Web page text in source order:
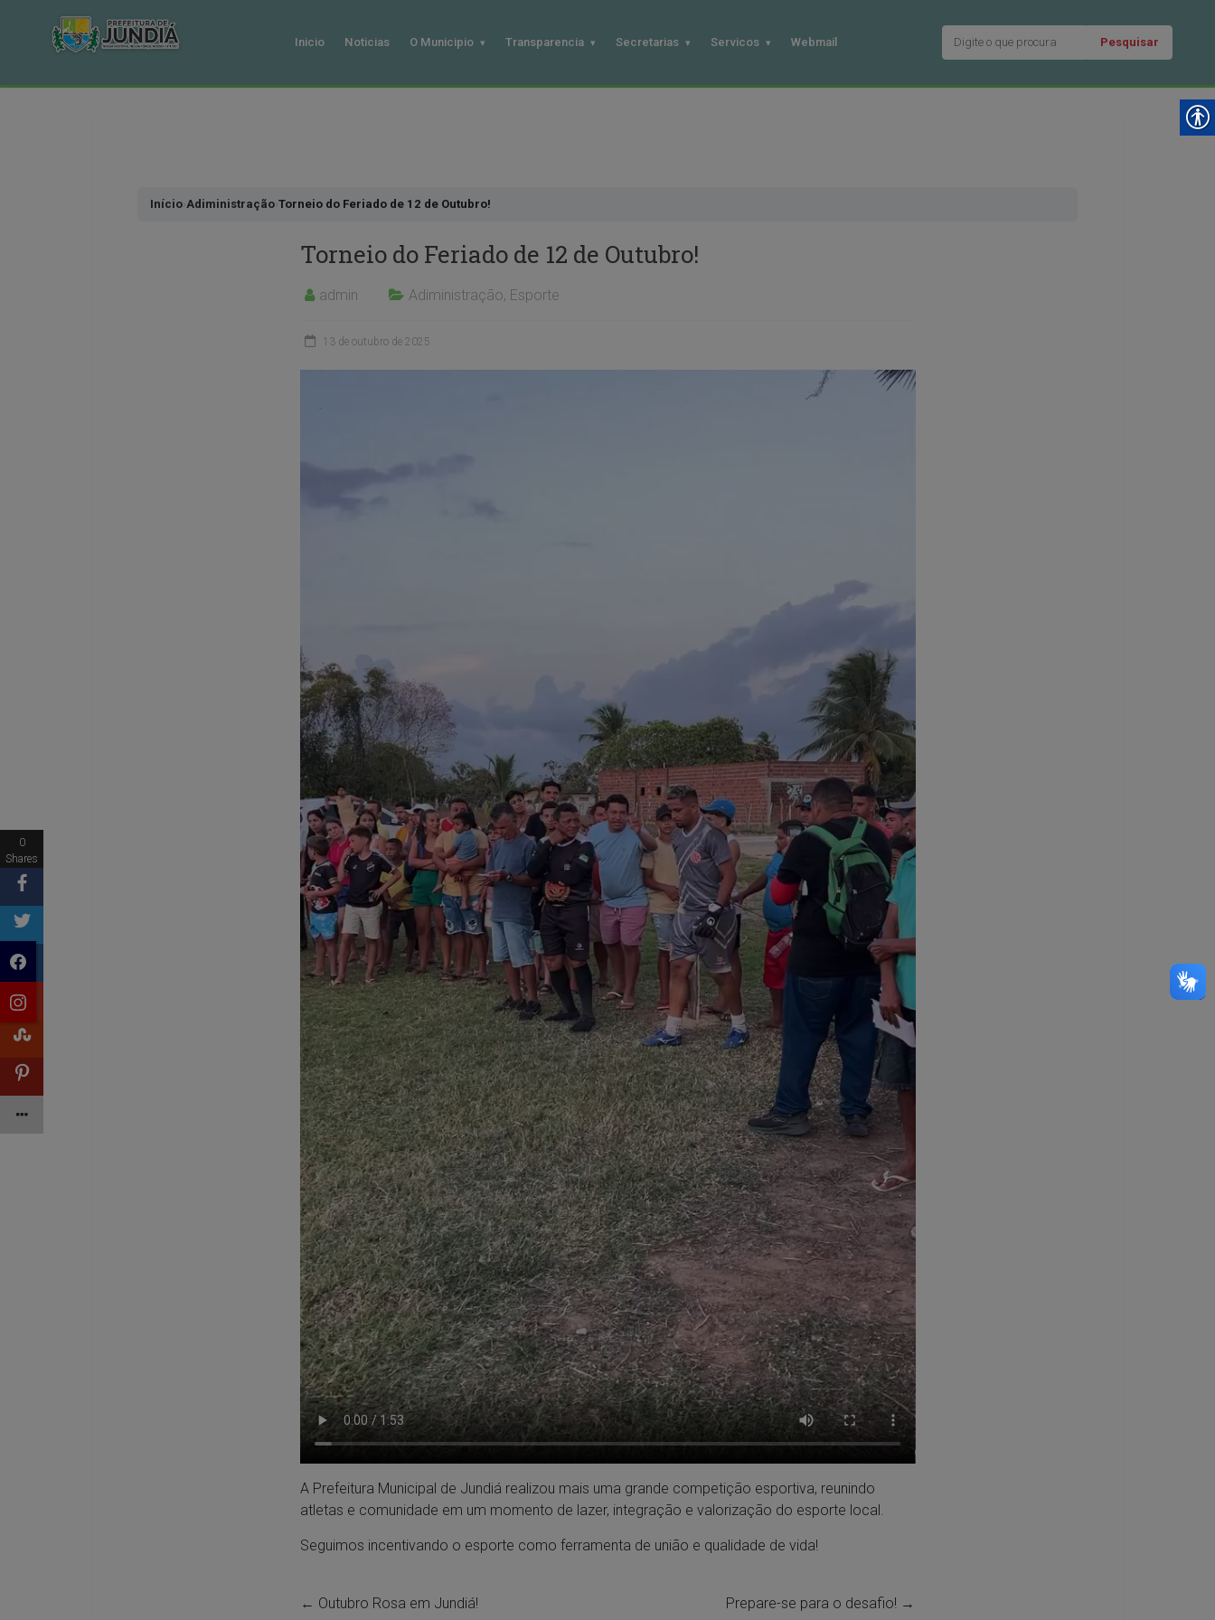
Inicio Noticias O Municipio Transparencia Secretarias Servicos Webmail Pesquisar
Início›Adiministração›Torneio do Feriado de 12 de Outubro!
Torneio do Feriado de 12 de Outubro!
admin Adiministração, Esporte
13 de outubro de 2025
A Prefeitura Municipal de Jundiá realizou mais uma grande competição esportiva, reunindo
atletas e comunidade em um momento de lazer, integração e valorização do esporte local.
Seguimos incentivando o esporte como ferramenta de união e qualidade de vida!
← Outubro Rosa em Jundiá! Prepare-se para o desafio! →
0
Shares